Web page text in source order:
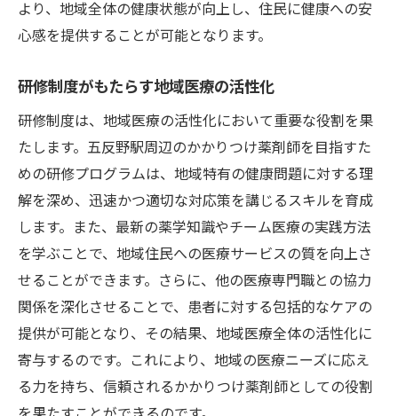
より、地域全体の健康状態が向上し、住民に健康への安
心感を提供することが可能となります。
研修制度がもたらす地域医療の活性化
研修制度は、地域医療の活性化において重要な役割を果
たします。五反野駅周辺のかかりつけ薬剤師を目指すた
めの研修プログラムは、地域特有の健康問題に対する理
解を深め、迅速かつ適切な対応策を講じるスキルを育成
します。また、最新の薬学知識やチーム医療の実践方法
を学ぶことで、地域住民への医療サービスの質を向上さ
せることができます。さらに、他の医療専門職との協力
関係を深化させることで、患者に対する包括的なケアの
提供が可能となり、その結果、地域医療全体の活性化に
寄与するのです。これにより、地域の医療ニーズに応え
る力を持ち、信頼されるかかりつけ薬剤師としての役割